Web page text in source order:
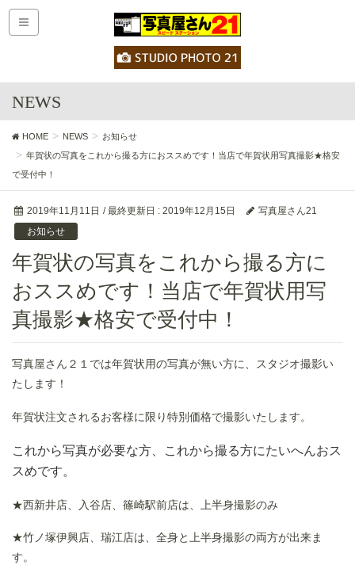
NEWS
HOME NEWS
お知らせ
年賀状の写真をこれから撮る方におススめです！当店で年賀状用写真撮影★格安
で受付中！
2019年11月11日 / 最終更新日 : 2019年12月15日
写真屋さん21
お知らせ
年賀状の写真をこれから撮る方に
おススめです！当店で年賀状用写
真撮影★格安で受付中！
写真屋さん２１では年賀状用の写真が無い方に、スタジオ撮影い
たします！
年賀状注文されるお客様に限り特別価格で撮影いたします。
これから写真が必要な方、これから撮る方にたいへんおス
スめです。
★西新井店、入谷店、篠崎駅前店は、上半身撮影のみ
★竹ノ塚伊興店、瑞江店は、全身と上半身撮影の両方が出来ま
す。